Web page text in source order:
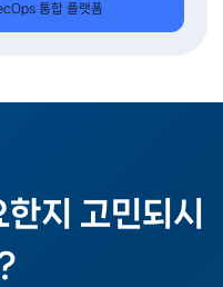
통합 플랫폼
지 고민되시